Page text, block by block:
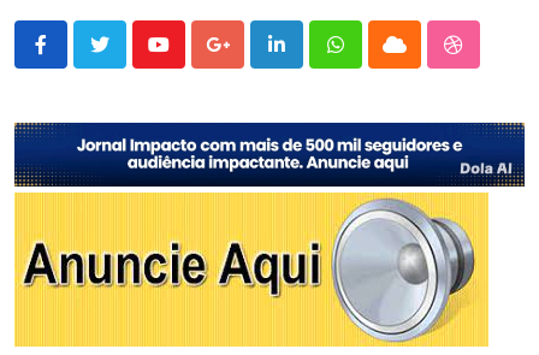
YoutubeGoogle+LinkedInWhatsappCloud